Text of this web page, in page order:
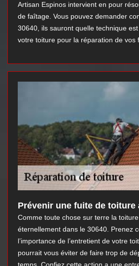
Artisan Espinos intervient en pour
de faîtage. Vous pouvez demander
30640, ils sauront quelle technique
votre toiture pour la réparation de vos
Prévenir une fuite de toiture
Comme toute chose sur terre la
éternellement dans le 30640. Prenez
l’importance de l’entretient de votre
pourrait vous éviter de faire trop de